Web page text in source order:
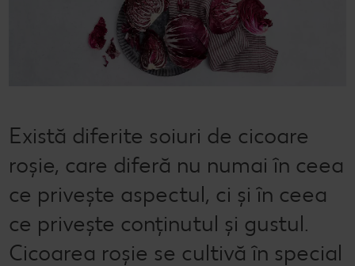
Cu Kaufland Card alimentezi ușor
Dicționar de alimente
Vreau din România
Rețete by Kitchen Affair
Rețete de prăjituri
Rețete cu carne
Rețete de post
Raw vegan
Codul Grataragiului NOU
Ești producător local? Te strigă Kaufland!
Când cere ceva dulce
Marcă proprie Kaufland - și calitate și preț mic
RE:FRESH
România știe să gătească
Există diferite soiuri de cicoare
roșie, care diferă nu numai în ceea
ce privește aspectul, ci și în ceea
ce privește conținutul și gustul.
Cicoarea roșie se cultivă în special